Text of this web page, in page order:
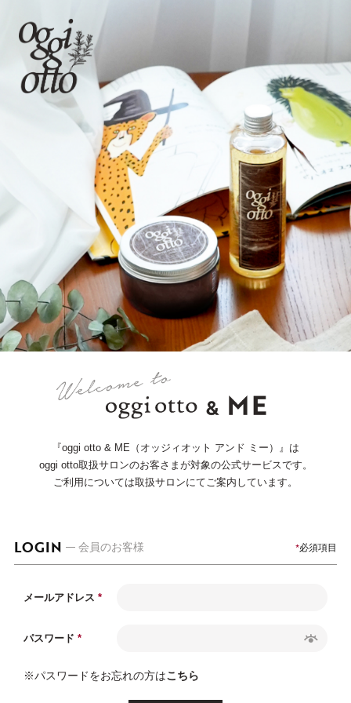
『oggi otto & ME（オッジィオット アンド ミー）』は
oggi otto取扱サロンのお客さまが対象の公式サービスです。
ご利用については取扱サロンにてご案内しています。
LOGIN 会員のお客様 必須項目
メールアドレス
パスワード
※パスワードをお忘れの方はこちら